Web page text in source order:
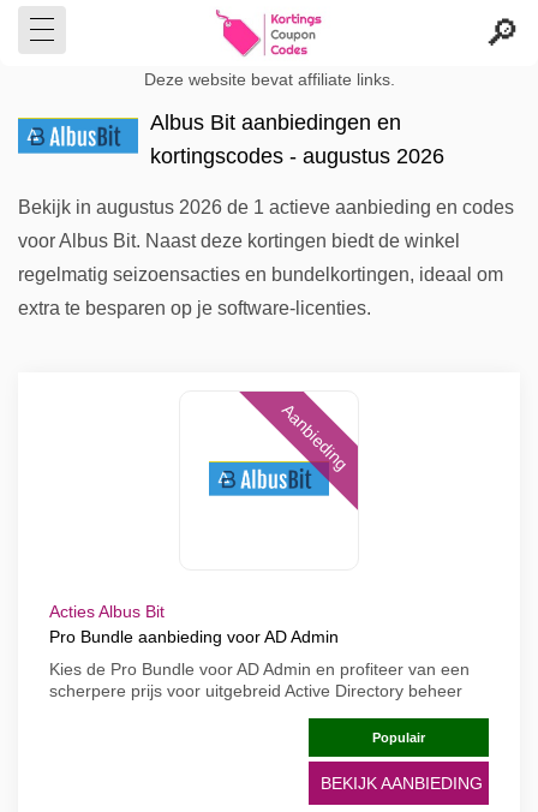
Deze website bevat affiliate links.
Albus Bit aanbiedingen en
kortingscodes - augustus 2026
Bekijk in augustus 2026 de 1 actieve aanbieding en codes
voor Albus Bit. Naast deze kortingen biedt de winkel
regelmatig seizoensacties en bundelkortingen, ideaal om
extra te besparen op je software-licenties.
Aanbieding
Acties Albus Bit
Pro Bundle aanbieding voor AD Admin
Kies de Pro Bundle voor AD Admin en profiteer van een
scherpere prijs voor uitgebreid Active Directory beheer
Populair
BEKIJK AANBIEDING